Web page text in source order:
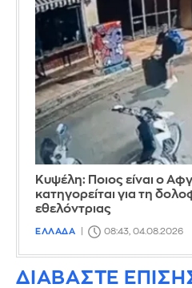
Κυψέλη: Ποιος είναι ο
κατηγορείται για τη
εθελόντριας
ΕΛΛΑΔΑ 08:43, 04.08.2026
ΔΙΑΒΑΣΤΕ